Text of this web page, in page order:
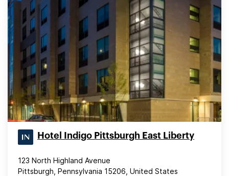
Hotel Indigo Pittsburgh East Liberty
123 North Highland Avenue
Pittsburgh, Pennsylvania 15206, United States